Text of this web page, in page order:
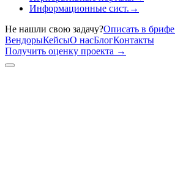
Информационные сист. →
Не нашли свою задачу?Описать в брифе
ВендорыКейсыО насБлогКонтакты
Получить оценку проекта →